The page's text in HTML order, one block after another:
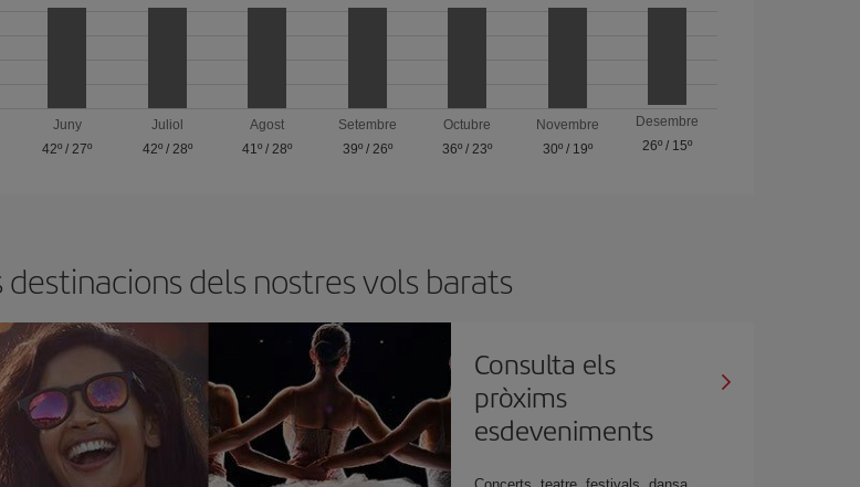
Juny
42º / 27º
Juliol
42º/ 28º
Agost
41º / 28º
Setembre
39º/ 26º
Octubre
36º / 23º
Novembre
30º/ 19º
Desembre
26º / 15º
dels nostres vols barats
Consulta els
pròxims
esdeveniments